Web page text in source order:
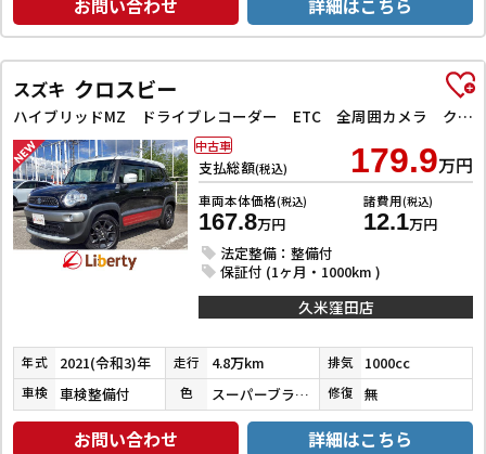
お問い合わせ 詳細はこちら
スズキ クロスビー
ハイブリッドMZ ドライブレコーダー ETC 全周囲カメラ クリアランスソナー オートクルーズコントロール レーンアシスト 衝突被害軽減システム ナビ TV オートライト LEDヘッドランプ アルミホイール
支払総額(税込) 179.9万円
車両本体価格(税込)
167.8万円
諸費用(税込)
12.1万円
法定整備：整備付
保証付 (1ヶ月・1000km )
中古車
久米窪田店
年式 2021(令和3)年 走行 4.8万km 排気 1000cc
車検 車検整備付 色 スーパーブラックＰ／ピュアホワイトＰ／バーニングレッドパール 修復 無
お問い合わせ 詳細はこちら